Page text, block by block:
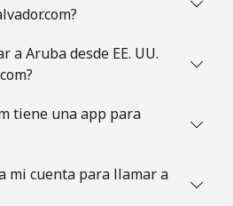
222 min por ⁦$10⁩ ⁦10¢⁩
a Aruba desde EE. UU.
tiene una app para
mi cuenta para llamar a